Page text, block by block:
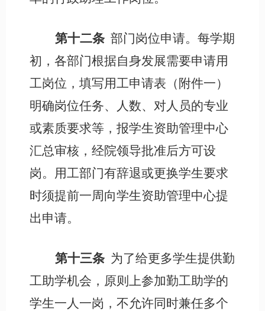
第十二条 部门岗位申请。每学期
初，各部门根据自身发展需要申请用
工岗位，填写用工申请表（附件一）
明确岗位任务、人数、对人员的专业
或素质要求等，报学生资助管理中心
汇总审核，经院领导批准后方可设
岗。用工部门有辞退或更换学生要求
时须提前一周向学生资助管理中心提
出申请。
第十三条 为了给更多学生提供勤
工助学机会，原则上参加勤工助学的
学生一人一岗，不允许同时兼任多个